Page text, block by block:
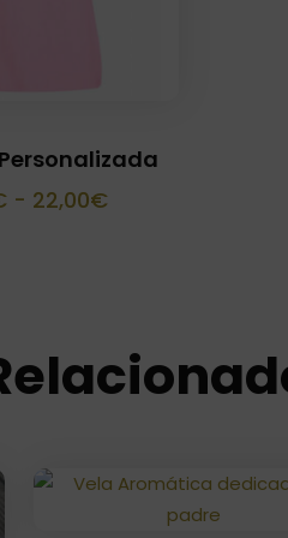
- 22,00€Rango
20,00€
hasta